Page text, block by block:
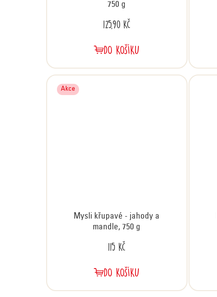
750 g
125,90 Kč
DO KOŠÍKU
Akce
Mysli křupavé - jahody a
mandle, 750 g
115 Kč
DO KOŠÍKU